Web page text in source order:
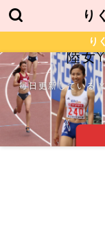
り
り
陸女
毎日更新している